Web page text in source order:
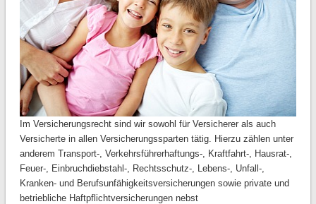
Im Versicherungsrecht sind wir sowohl für Versicherer als auch
Versicherte in allen Versicherungssparten tätig. Hierzu zählen unter
anderem Transport-, Verkehrsführerhaftungs-, Kraftfahrt-, Hausrat-,
Feuer-, Einbruchdiebstahl-, Rechtsschutz-, Lebens-, Unfall-,
Kranken- und Berufsunfähigkeitsversicherungen sowie private und
betriebliche Haftpflichtversicherungen nebst